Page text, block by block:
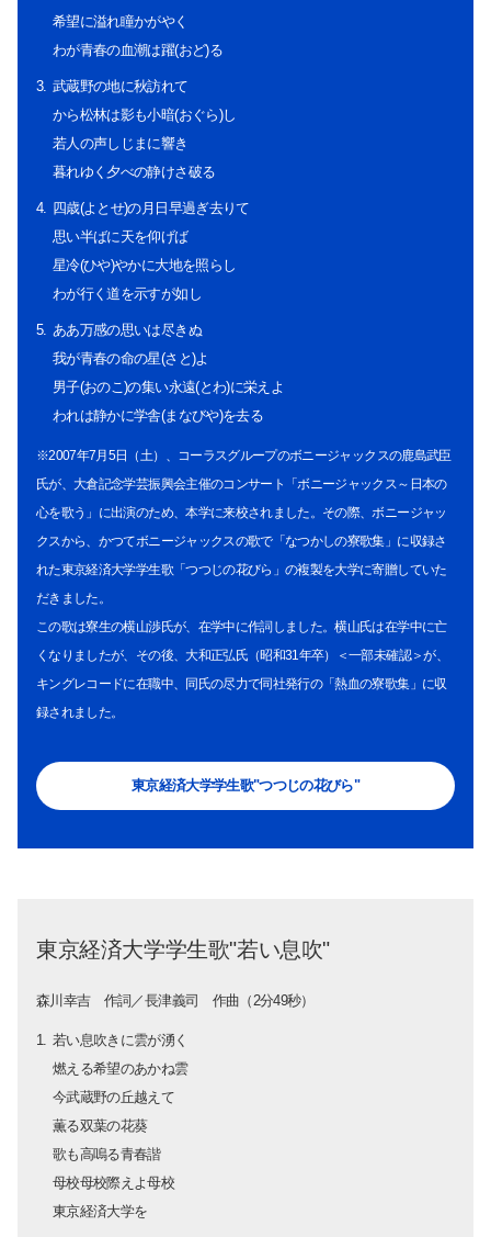
希望に溢れ瞳かがやく
わが青春の血潮は躍(おど)る
武蔵野の地に秋訪れて
から松林は影も小暗(おぐら)し
若人の声しじまに響き
暮れゆく夕べの静けさ破る
四歳(よとせ)の月日早過ぎ去りて
思い半ばに天を仰げば
星冷(ひや)やかに大地を照らし
わが行く道を示すが如し
ああ万感の思いは尽きぬ
我が青春の命の星(さと)よ
男子(おのこ)の集い永遠(とわ)に栄えよ
われは静かに学舎(まなびや)を去る
※2007年7月5日（土）、コーラスグループのボニージャックスの鹿島武臣
氏が、大倉記念学芸振興会主催のコンサート「ボニージャックス～日本の
心を歌う」に出演のため、本学に来校されました。その際、ボニージャッ
クスから、かつてボニージャックスの歌で「なつかしの寮歌集」に収録さ
れた東京経済大学学生歌「つつじの花びら」の複製を大学に寄贈していた
だきました。
この歌は寮生の横山渉氏が、在学中に作詞しました。横山氏は在学中に亡
くなりましたが、その後、大和正弘氏（昭和31年卒）＜一部未確認＞が、
キングレコードに在職中、同氏の尽力で同社発行の「熱血の寮歌集」に収
録されました。
東京経済大学学生歌"つつじの花びら"
東京経済大学学生歌"若い息吹"
森川幸吉 作詞／長津義司 作曲（2分49秒）
若い息吹きに雲が湧く
燃える希望のあかね雲
今武蔵野の丘越えて
薫る双葉の花葵
歌も高嗚る青春諧
母校母校際えよ母校
東京経済大学を